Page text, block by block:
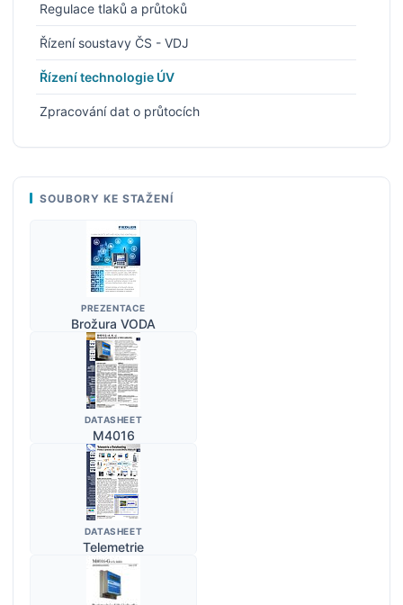
Regulace tlaků a průtoků
Řízení soustavy ČS - VDJ
Řízení technologie ÚV
Zpracování dat o průtocích
SOUBORY KE STAŽENÍ
PREZENTACE
Brožura VODA
DATASHEET
M4016
DATASHEET
Telemetrie